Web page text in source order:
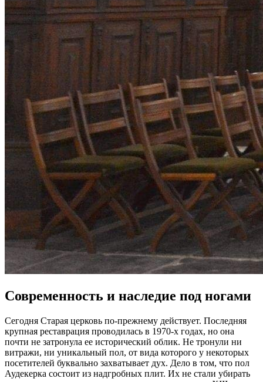
Современность и наследие под ногами
Сегодня Старая церковь по-прежнему действует. Последняя
крупная реставрация проводилась в 1970-х годах, но она
почти не затронула ее исторический облик. Не тронули ни
витражи, ни уникальный пол, от вида которого у некоторых
посетителей буквально захватывает дух. Дело в том, что пол
Аудекерка состоит из надгробных плит. Их не стали убирать